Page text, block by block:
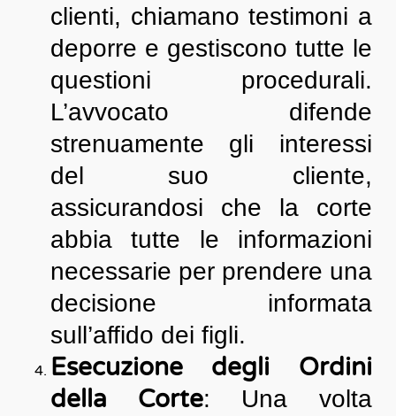
clienti, chiamano testimoni a
deporre e gestiscono tutte le
questioni procedurali.
L’avvocato difende
strenuamente gli interessi
del suo cliente,
assicurandosi che la corte
abbia tutte le informazioni
necessarie per prendere una
decisione informata
sull’affido dei figli.
Esecuzione degli Ordini
della Corte: Una volta